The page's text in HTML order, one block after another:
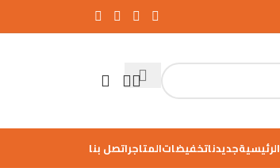
الرئيسيةجديدناتخفيضاتالمتاجراتصل بنا